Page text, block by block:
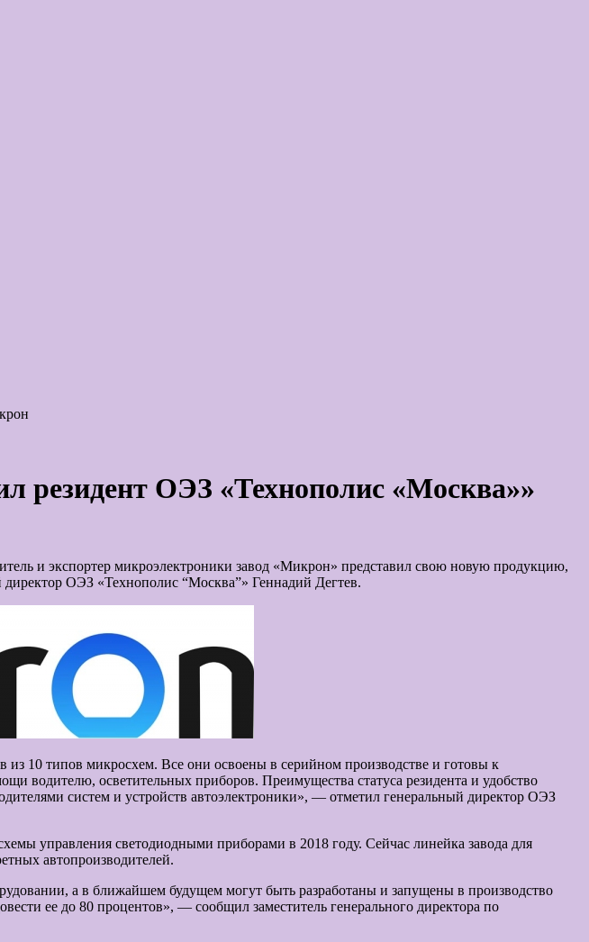
резидент ОЭЗ «Технополис «Москва»»
и экспортер микроэлектроники завод «Микрон» представил свою новую продукцию,
ОЭЗ «Технополис “Москва”» Геннадий Дегтев.
10 типов микросхем. Все они освоены в серийном производстве и готовы к
водителю, осветительных приборов. Преимущества статуса резидента и удобство
систем и устройств автоэлектроники», — отметил генеральный директор ОЭЗ
управления светодиодными приборами в 2018 году. Сейчас линейка завода для
автопроизводителей.
а в ближайшем будущем могут быть разработаны и запущены в производство
ее до 80 процентов», — сообщил заместитель генерального директора по